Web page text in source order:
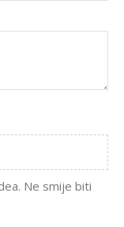
Ne smije biti